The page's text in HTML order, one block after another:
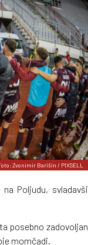
Zvonimir Barišin / PIXSELL
Poljudu, svladavši
posebno zadovoljan
momčadi.